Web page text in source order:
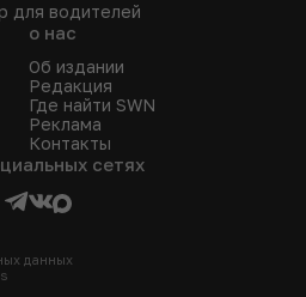
для водителей
о нас
Об издании
Редакция
Где найти SWN
Реклама
Контакты
сетях
данных